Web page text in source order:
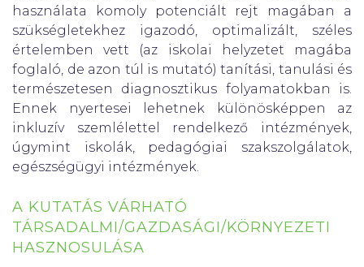
használata komoly potenciált rejt magában a
szükségletekhez igazodó, optimalizált, széles
értelemben vett (az iskolai helyzetet magába
foglaló, de azon túl is mutató) tanítási, tanulási és
természetesen diagnosztikus folyamatokban is.
Ennek nyertesei lehetnek különösképpen az
inkluzív szemlélettel rendelkező intézmények,
úgymint iskolák, pedagógiai szakszolgálatok,
egészségügyi intézmények.
A KUTATÁS VÁRHATÓ
TÁRSADALMI/GAZDASÁGI/KÖRNYEZETI
HASZNOSULÁSA